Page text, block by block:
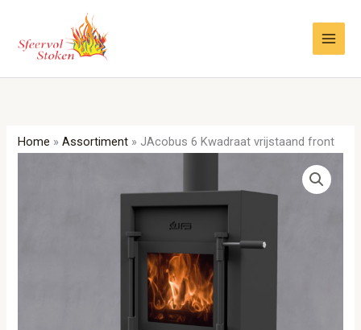
inhoud
Home »Assortiment » JAcobus 6 Kwadraat vrijstaand front